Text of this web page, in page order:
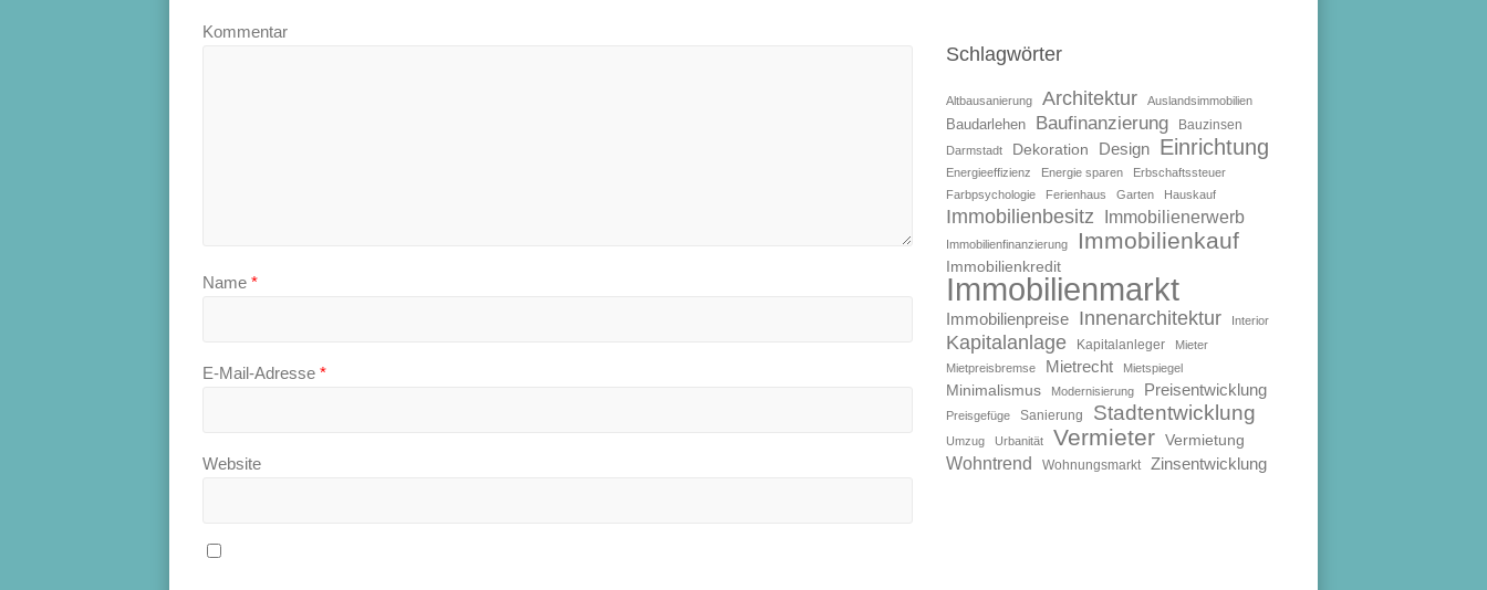
Kommentar
Name *
E-Mail-Adresse *
Website
Schlagwörter
Altbausanierung Architektur Auslandsimmobilien
Baudarlehen Baufinanzierung Bauzinsen
Darmstadt Dekoration Design Einrichtung
Energieeffizienz Energie sparen
Erbschaftssteuer
Farbpsychologie
Ferienhaus Garten Hauskauf
Immobilienbesitz Immobilienerwerb
Immobilienfinanzierung Immobilienkauf
Immobilienkredit
Immobilienmarkt
Immobilienpreise Innenarchitektur Interior
Kapitalanlage Kapitalanleger
Mieter
Mietpreisbremse
Mietrecht Mietspiegel
Minimalismus Modernisierung Preisentwicklung
Preisgefüge Sanierung Stadtentwicklung
Umzug Urbanität Vermieter Vermietung
Wohntrend Wohnungsmarkt Zinsentwicklung